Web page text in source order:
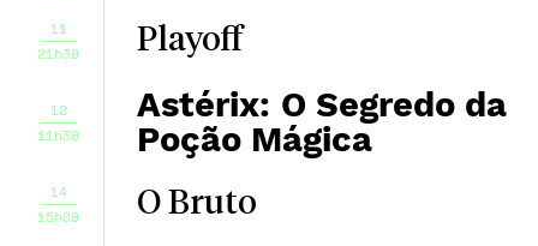
11
21h30
Playoff
12
11h30
Astérix: O Segredo da
Poção Mágica
14
15h00
O Bruto